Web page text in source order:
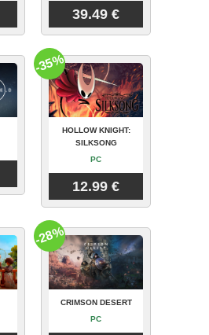
39.49 €
HOLLOW KNIGHT:
SILKSONG
PC
12.99 €
-35%
CRIMSON DESERT
PC
-28%